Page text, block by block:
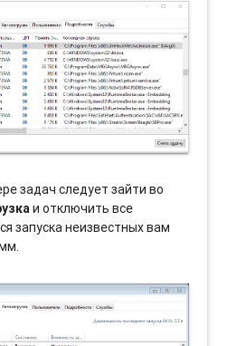
задач следует зайти во
и отключить все
запуска неизвестных вам